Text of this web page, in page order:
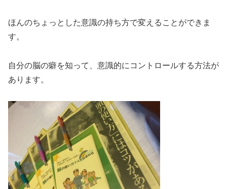
ほんのちょっとした意識の持ち方で変えることができま
す。
自分の脳の癖を知って、意識的にコントロールする方法が
あります。